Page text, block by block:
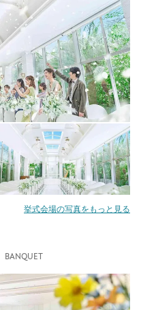
挙式会場の写真をもっと見る
BANQUET